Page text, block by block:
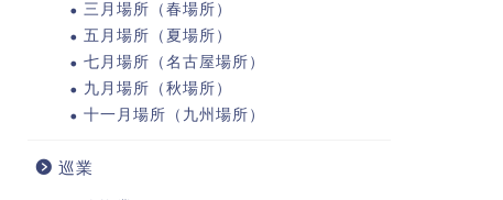
三月場所（春場所）
五月場所（夏場所）
七月場所（名古屋場所）
九月場所（秋場所）
十一月場所（九州場所）
巡業